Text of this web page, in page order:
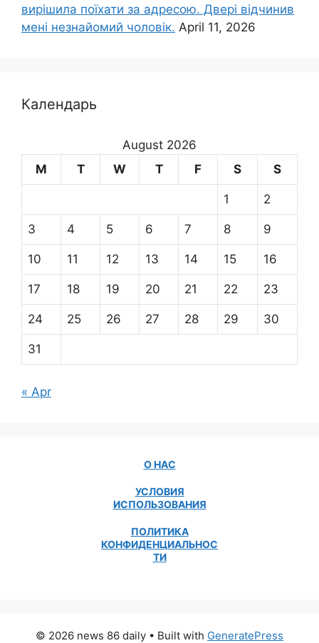
вирішила поїхати за адресою. Двері відчинив
мені незнайомий чоловік. April 11, 2026
Календарь
August 2026
M
T W T F S S
1 2
3 4 5 6 7 8 9
10 11 12 13 14 15 16
17 18 19 20 21 22 23
24 25 26 27 28 29 30
31
« Apr
О НАС
УСЛОВИЯ
ИСПОЛЬЗОВАНИЯ
ПОЛИТИКА
КОНФИДЕНЦИАЛЬНОС
ТИ
© 2026 news 86 daily • Built with GeneratePress